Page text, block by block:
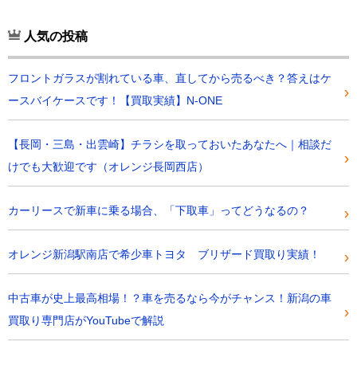
人気の投稿
フロントガラスが割れている車、直してから売るべき？答えはケ
ースバイケースです！【買取実績】N-ONE
【長岡・三島・出雲崎】チラシを取っておいたあなたへ｜相談だ
けでも大歓迎です（オレンジ長岡西店）
カーリースで新車に乗る場合、「下取車」ってどうなるの？
オレンジ新潟駅南店で希少車トヨタ ブリザード買取り実績！
中古車が史上最高相場！？車を売るなら今がチャンス！新潟の車
買取り専門店がYouTubeで解説